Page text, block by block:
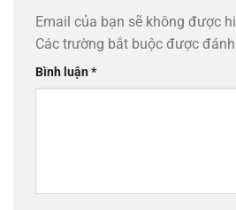
Email của bạn sẽ không được
Các trường bắt buộc được
Bình luận*